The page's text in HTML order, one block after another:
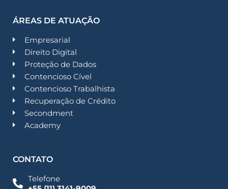
ÁREAS DE ATUAÇÃO
Empresarial
Direito Digital
Proteção de Dados
Contencioso Cível
Contencioso Trabalhista
Recuperação de Crédito
Secondment
Academy
CONTATO
Telefone